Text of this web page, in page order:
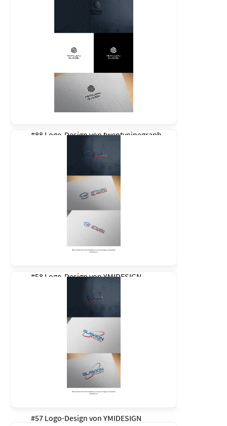
#88 Logo-Design vontwentyninegraph
#58 Logo-Design vonYMIDESIGN
#57 Logo-Design von YMIDESIGN